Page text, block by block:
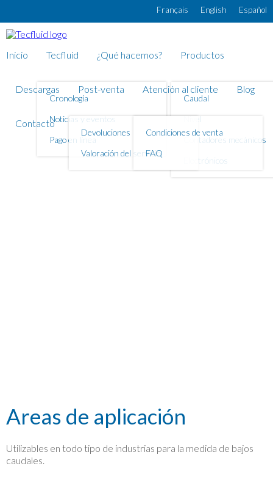
Français English Español
Inicio Tecfluid
Cronología
Noticias y eventos
Pago en línea
¿Qué hacemos? Productos
Caudal
Nivel
Contadores mecánicos
Electrónicos
Descargas Post-venta
Devoluciones
Valoración del servicio
Atención al cliente
Condiciones de venta
FAQ
Blog
Contacto
Areas de aplicación
Utilizables en todo tipo de industrias para la medida de bajos
caudales.